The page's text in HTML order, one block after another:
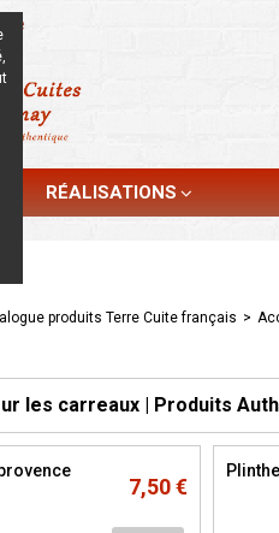
RÉALISATIONS
produits Terre Cuite français >
les carreaux | Produits
7,50 €